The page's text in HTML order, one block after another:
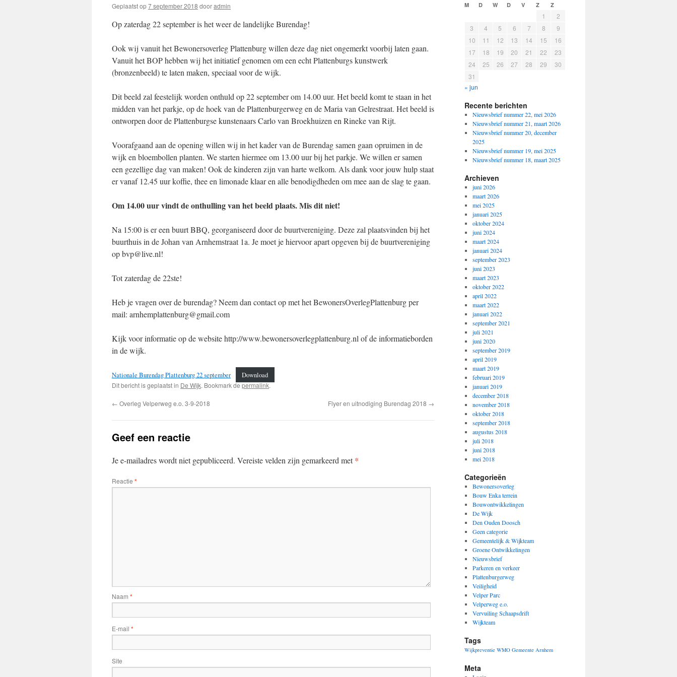
Geplaatst op7 september 2018 dooradmin
Op zaterdag 22 september is het weer de landelijke Burendag!
Ook wij vanuit het Bewonersoverleg Plattenburg willen deze dag niet ongemerkt voorbij laten gaan.
Vanuit het BOP hebben wij het initiatief genomen om een echt Plattenburgs kunstwerk
(bronzenbeeld) te laten maken, speciaal voor de wijk.
Dit beeld zal feestelijk worden onthuld op 22 september om 14.00 uur. Het beeld komt te staan in het
midden van het parkje, op de hoek van de Plattenburgerweg en de Maria van Gelrestraat. Het beeld is
ontworpen door de Plattenburgse kunstenaars Carlo van Broekhuizen en Rineke van Rijt.
Voorafgaand aan de opening willen wij in het kader van de Burendag samen gaan opruimen in de
wijk en bloembollen planten. We starten hiermee om 13.00 uur bij het parkje. We willen er samen
een gezellige dag van maken! Ook de kinderen zijn van harte welkom. Als dank voor jouw hulp staat
er vanaf 12.45 uur koffie, thee en limonade klaar en alle benodigdheden om mee aan de slag te gaan.
Om 14.00 uur vindt de onthulling van het beeld plaats. Mis dit niet!
Na 15:00 is er een buurt BBQ, georganiseerd door de buurtvereniging. Deze zal plaatsvinden bij het
buurthuis in de Johan van Arnhemstraat 1a. Je moet je hiervoor apart opgeven bij de buurtvereniging
op bvp@live.nl!
Tot zaterdag de 22ste!
Heb je vragen over de burendag? Neem dan contact op met het BewonersOverlegPlattenburg per
mail: arnhemplattenburg@gmail.com
Kijk voor informatie op de website http://www.bewonersoverlegplattenburg.nl of de informatieborden
in de wijk.
Nationale Burendag Plattenburg 22 september Download
Dit bericht is geplaatst in De Wijk. Bookmark depermalink.
← Overleg Velperweg e.o. 3-9-2018 Flyer en uitnodiging Burendag 2018 →
Geef een reactie
Je e-mailadres wordt niet gepubliceerd. Vereiste velden zijn gemarkeerd met*
Reactie *
Naam *
E-mail *
Site
M D W D V Z Z
1
2
3
4 5 6 7 8
9
10
11 12 13 14 15
16
17
18 19 20 21 22
23
24
25 26 27 28 29
30
31
« jun
Recente berichten
Nieuwsbrief nummer 22, mei 2026
Nieuwsbrief nummer 21, maart 2026
Nieuwsbrief nummer 20, december
2025
Nieuwsbrief nummer 19, mei 2025
Nieuwsbrief nummer 18, maart 2025
Archieven
juni 2026
maart 2026
mei 2025
januari 2025
oktober 2024
juni 2024
maart 2024
januari 2024
september 2023
juni 2023
maart 2023
oktober 2022
april 2022
maart 2022
januari 2022
september 2021
juli 2021
juni 2020
september 2019
april 2019
maart 2019
februari 2019
januari 2019
december 2018
november 2018
oktober 2018
september 2018
augustus 2018
juli 2018
juni 2018
mei 2018
Categorieën
Bewonersoverleg
Bouw Enka terrein
Bouwontwikkelingen
De Wijk
Den Ouden Doosch
Geen categorie
Gemeentelijk & Wijkteam
Groene Ontwikkelingen
Nieuwsbrief
Parkeren en verkeer
Plattenburgerweg
Veiligheid
Velper Parc
Velperweg e.o.
Vervuiling Schaapsdrift
Wijkteam
Tags
Wijkpreventie WMO Gemeente Arnhem
Meta